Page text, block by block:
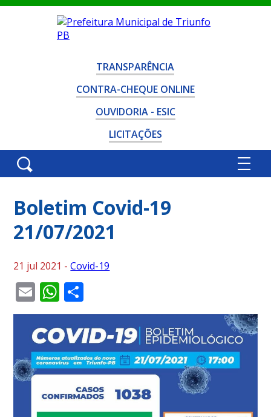
TRANSPARÊNCIA
CONTRA-CHEQUE ONLINE
OUVIDORIA - ESIC
LICITAÇÕES
Boletim Covid-19
21/07/2021
21 jul 2021 -Covid-19
EmailWhatsApp